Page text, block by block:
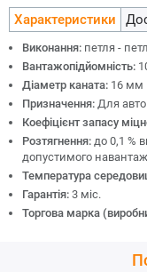
Характеристики
Виконання: петля -
Вантажопідйомність:
Діаметр каната: 16 мм
Призначення: Для
Коефіцієнт запасу
Розтягнення: до 0,1 %
допустимого
Температура
Гарантія: 3 міс.
Торгова марка